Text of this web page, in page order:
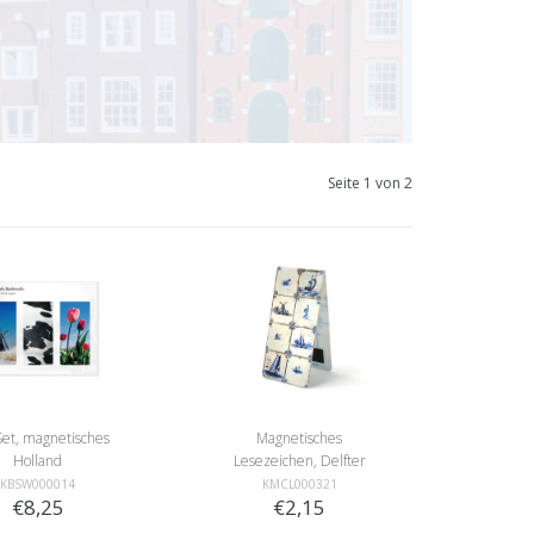
Seite 1 von 2
magnetisches
Holland
KBSW000014
€8,25
Magnetisches
Lesezeichen, Delfter
blaue Fliesen
KMCL000321
€2,15